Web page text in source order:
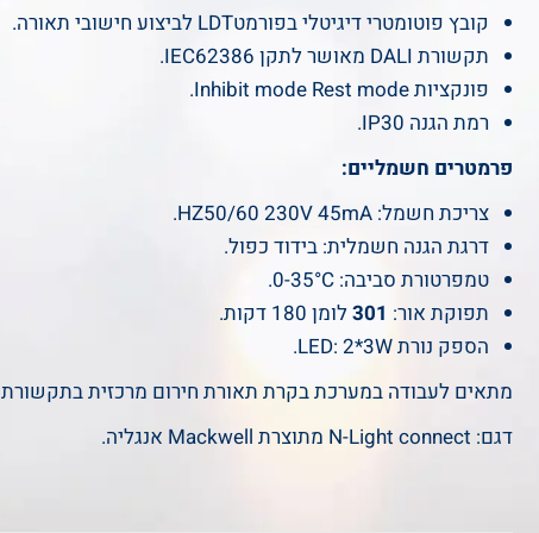
קובץ פוטומטרי דיגיטלי בפורמטLDT לביצוע חישובי תאורה.
תקשורת DALI מאושר לתקן IEC62386.
פונקציות Inhibit mode Rest mode.
רמת הגנה IP30.
פרמטרים חשמליים:
צריכת חשמל: HZ50/60 230V 45mA.
דרגת הגנה חשמלית: בידוד כפול.
טמפרטורת סביבה: 0-35°C.
תפוקת אור: 301לומן 180 דקות.
הספק נורת LED: 2*3W.
מתאים לעבודה במערכת בקרת תאורת חירום מרכזית בתקשורת DALI ו/או עם פנל הבקרה,
דגם: N-Light connect מתוצרת Mackwell אנגליה.